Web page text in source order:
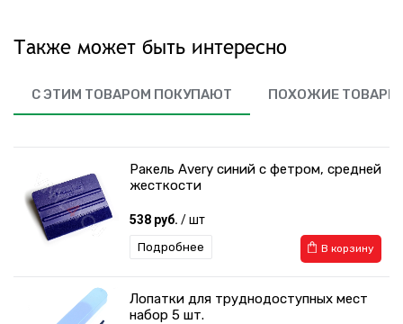
Также может быть интересно
С ЭТИМ ТОВАРОМ ПОКУПАЮТ ПОХОЖИЕ ТОВАРЫ
Ракель Avery синий с фетром, средней
жесткости
538 руб. / шт
В корзину
Подробнее
Лопатки для труднодоступных мест
набор 5 шт.